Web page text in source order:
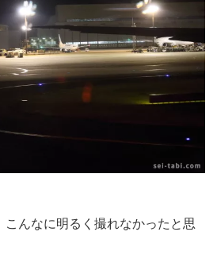
こんなに明るく撮れなかったと思